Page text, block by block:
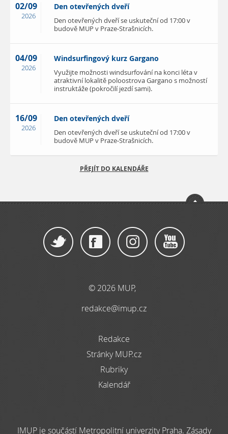
02/09
2026
Den otevřených dveří
Den otevřených dveří se uskuteční od 17:00 v
budově MUP v Praze-Strašnicích.
04/09
2026
Windsurfingový kurz Gargano
Využijte možnosti windsurfování na konci léta v
atraktivní lokalitě poloostrova Gargano s možností
instruktáže (pokročilí jezdí sami).
16/09
2026
Den otevřených dveří
Den otevřených dveří se uskuteční od 17:00 v
budově MUP v Praze-Strašnicích.
PŘEJÍT DO KALENDÁŘE
© 2026 MUP,
redakce@imup.cz
Redakce
Stránky MUP.cz
Rubriky
Kalendář
IMUP je součástí Metropolitní univerzity Praha. Zásady